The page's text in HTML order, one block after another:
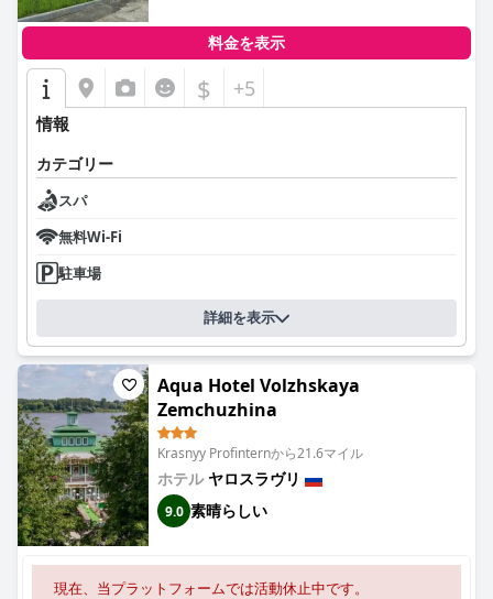
料金を表示
$ +5
情報
カテゴリー
スパ
無料Wi-Fi
駐車場
詳細を表示
Aqua Hotel Volzhskaya
Zemchuzhina
Krasnyy Profinternから21.6マイル
ホテル ヤロスラヴリ
9.0 素晴らしい
現在、当プラットフォームでは活動休止中です。